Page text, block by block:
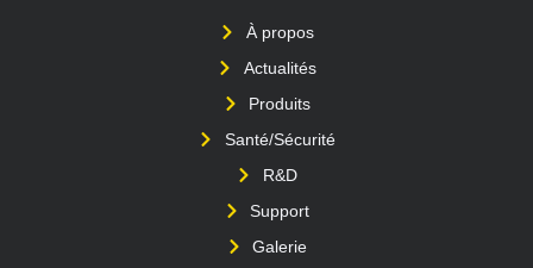
À propos
Actualités
Produits
Santé/Sécurité
R&D
Support
Galerie